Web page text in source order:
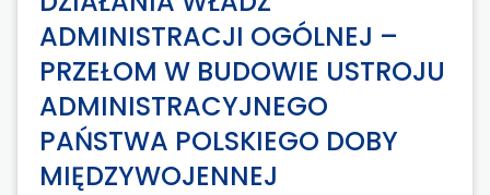
ADMINISTRACJI OGÓLNEJ –
PRZEŁOM W BUDOWIE USTROJU
ADMINISTRACYJNEGO
PAŃSTWA POLSKIEGO DOBY
MIĘDZYWOJENNEJ